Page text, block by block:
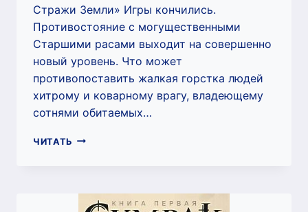
Стражи Земли» Игры кончились.
Противостояние с могущественными
Старшими расами выходит на совершенно
новый уровень. Что может
противопоставить жалкая горстка людей
хитрому и коварному врагу, владеющему
сотнями обитаемых…
ЧИТАТЬ ИСТОРИЯ
(АНДРЕЙ
ЕФРЕМОВ)